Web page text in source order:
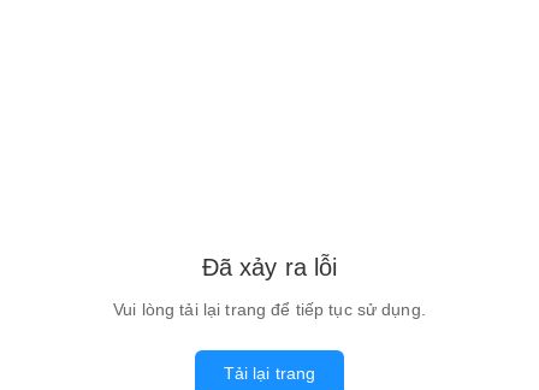
Đã xảy ra lỗi
Vui lòng tải lại trang để tiếp tục sử dụng.
Tải lại trang